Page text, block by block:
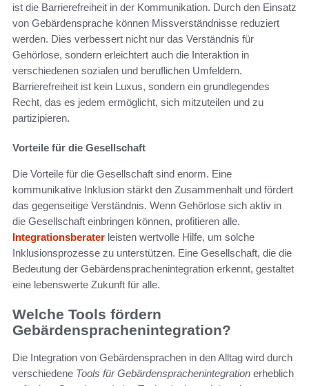
ist die Barrierefreiheit in der Kommunikation. Durch den Einsatz
von Gebärdensprache können Missverständnisse reduziert
werden. Dies verbessert nicht nur das Verständnis für
Gehörlose, sondern erleichtert auch die Interaktion in
verschiedenen sozialen und beruflichen Umfeldern.
Barrierefreiheit ist kein Luxus, sondern ein grundlegendes
Recht, das es jedem ermöglicht, sich mitzuteilen und zu
partizipieren.
Vorteile für die Gesellschaft
Die Vorteile für die Gesellschaft sind enorm. Eine
kommunikative Inklusion stärkt den Zusammenhalt und fördert
das gegenseitige Verständnis. Wenn Gehörlose sich aktiv in
die Gesellschaft einbringen können, profitieren alle.
Integrationsberater leisten wertvolle Hilfe, um solche
Inklusionsprozesse zu unterstützen. Eine Gesellschaft, die die
Bedeutung der Gebärdensprachenintegration erkennt, gestaltet
eine lebenswerte Zukunft für alle.
Welche Tools fördern
Gebärdensprachenintegration?
Die Integration von Gebärdensprachen in den Alltag wird durch
verschiedene Tools für Gebärdensprachenintegration erheblich